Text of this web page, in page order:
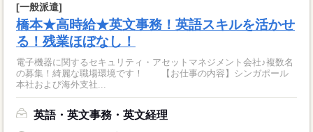
[一般派遣]
橋本★高時給★英文事務！英語スキルを活かせ
る！残業ほぼなし！
電子機器に関するセキュリティ・アセットマネジメント会社♪複数名
の募集！綺麗な職場環境です！ 【お仕事の内容】シンガポール
本社および海外支社...
英語・英文事務・英文経理